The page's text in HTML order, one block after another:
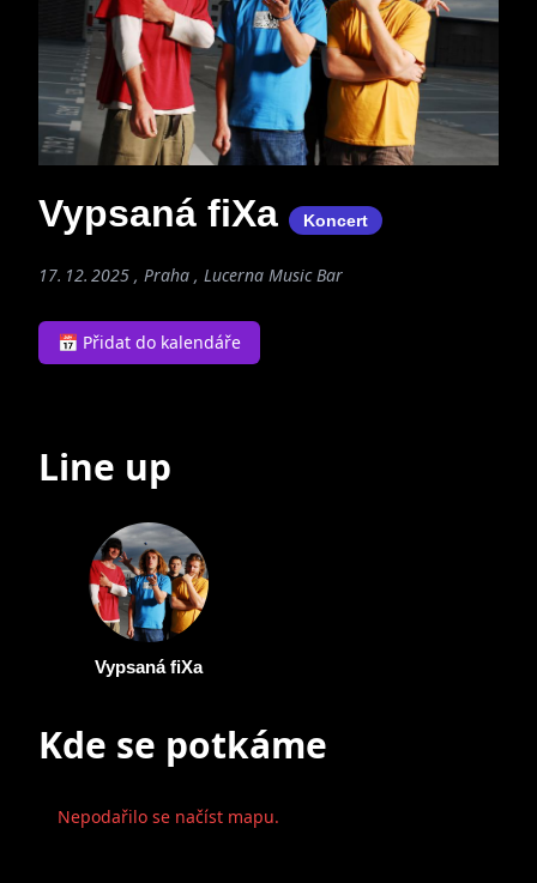
Vypsaná fiXa Koncert
17. 12. 2025 , Praha , Lucerna Music Bar
📅 Přidat do kalendáře
Line up
Vypsaná fiXa
Kde se potkáme
Nepodařilo se načíst mapu.